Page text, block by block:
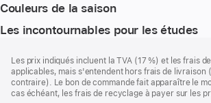
Couleurs de la saison
Les incontournables pour les études
de
page
de
bas
de
Les prix indiqués incluent la TVA (17 %) et les frais
applicables, mais s'entendent hors frais de livraison
contraire). Le bon de commande fait apparaître le
cas échéant, les frais de recyclage à payer sur les